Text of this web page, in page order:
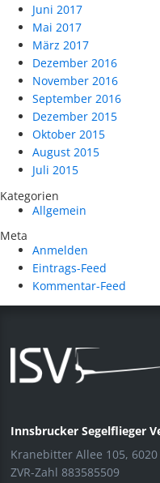
Juni 2017
Mai 2017
März 2017
Dezember 2016
November 2016
September 2016
Dezember 2015
Oktober 2015
August 2015
Juli 2015
Kategorien
Allgemein
Meta
Anmelden
Eintrags-Feed
Kommentar-Feed
Innsbrucker Segelflieger
Kranebitter Allee 105,
ZVR-Zahl 883585509